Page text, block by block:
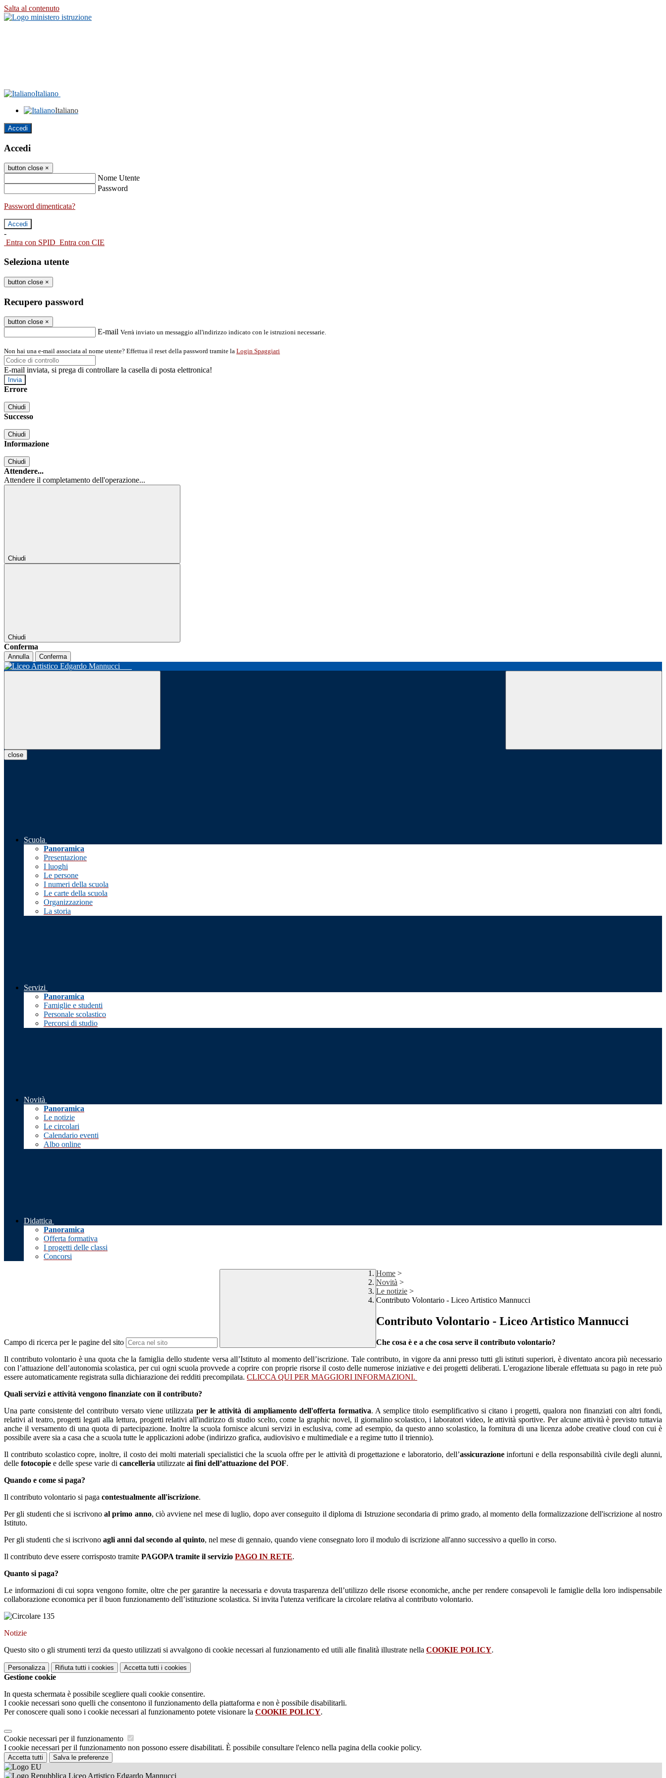
Salta al contenuto
Italiano
Italiano
Accedi
Accedi
button close ×
Nome Utente
Password
Password dimenticata?
-
Entra con SPID Entra con CIE
Seleziona utente
button close ×
Recupero password
button close ×
E-mail Verrà inviato un messaggio all'indirizzo indicato con le istruzioni necessarie.
Non hai una e-mail associata al nome utente? Effettua il reset della password tramite la Login Spaggiari
E-mail inviata, si prega di controllare la casella di posta elettronica!
Errore
Chiudi
Successo
Chiudi
Informazione
Chiudi
Attendere...
Attendere il completamento dell'operazione...
Chiudi
Chiudi
Conferma
Annulla Conferma
close
Scuola
Panoramica
Presentazione
I luoghi
Le persone
I numeri della scuola
Le carte della scuola
Organizzazione
La storia
Servizi
Panoramica
Famiglie e studenti
Personale scolastico
Percorsi di studio
Novità
Panoramica
Le notizie
Le circolari
Calendario eventi
Albo online
Didattica
Panoramica
Offerta formativa
I progetti delle classi
Concorsi
Campo di ricerca per le pagine del sito
Home >
Novità >
Le notizie >
Contributo Volontario - Liceo Artistico Mannucci
Contributo Volontario - Liceo Artistico Mannucci
Che cosa è e a che cosa serve il contributo volontario?
Il contributo volontario è una quota che la famiglia dello studente versa all’Istituto al momento dell’iscrizione. Tale contributo, in vigore da anni presso tutti gli istituti superiori, è diventato ancora più necessario
con l’attuazione dell’autonomia scolastica, per cui ogni scuola provvede a coprire con proprie risorse il costo delle numerose iniziative e dei progetti deliberati. L'erogazione liberale effettuata su pago in rete può
essere automaticamente registrata sulla dichiarazione dei redditi precompilata. CLICCA QUI PER MAGGIORI INFORMAZIONI.
Quali servizi e attività vengono finanziate con il contributo?
Una parte consistente del contributo versato viene utilizzata per le attività di ampliamento dell'offerta formativa. A semplice titolo esemplificativo si citano i progetti, qualora non finanziati con altri fondi,
relativi al teatro, progetti legati alla lettura, progetti relativi all'indirizzo di studio scelto, come la graphic novel, il giornalino scolastico, i laboratori video, le attività sportive. Per alcune attività è previsto tuttavia
anche il versamento di una quota di partecipazione. Inoltre la scuola fornisce alcuni servizi in esclusiva, come ad esempio, da questo anno scolastico, la fornitura di una licenza adobe creative cloud con cui è
possibile avere sia a casa che a scuola tutte le applicazioni adobe (indirizzo grafica, audiovisivo e multimediale e a regime tutto il triennio).
Il contributo scolastico copre, inoltre, il costo dei molti materiali specialistici che la scuola offre per le attività di progettazione e laboratorio, dell’assicurazione infortuni e della responsabilità civile degli alunni,
delle fotocopie e delle spese varie di cancelleria utilizzate ai fini dell’attuazione del POF.
Quando e come si paga?
Il contributo volontario si paga contestualmente all'iscrizione.
Per gli studenti che si iscrivono al primo anno, ciò avviene nel mese di luglio, dopo aver conseguito il diploma di Istruzione secondaria di primo grado, al momento della formalizzazione dell'iscrizione al nostro
Istituto.
Per gli studenti che si iscrivono agli anni dal secondo al quinto, nel mese di gennaio, quando viene consegnato loro il modulo di iscrizione all'anno successivo a quello in corso.
Il contributo deve essere corrisposto tramite PAGOPA tramite il servizio PAGO IN RETE.
Quanto si paga?
Le informazioni di cui sopra vengono fornite, oltre che per garantire la necessaria e dovuta trasparenza dell’utilizzo delle risorse economiche, anche per rendere consapevoli le famiglie della loro indispensabile
collaborazione economica per il buon funzionamento dell’istituzione scolastica. Si invita l'utenza verificare la circolare relativa al contributo volontario.
Notizie
Questo sito o gli strumenti terzi da questo utilizzati si avvalgono di cookie necessari al funzionamento ed utili alle finalità illustrate nella COOKIE POLICY.
Personalizza Rifiuta tutti i cookies Accetta tutti i cookies
Gestione cookie
In questa schermata è possibile scegliere quali cookie consentire.
I cookie necessari sono quelli che consentono il funzionamento della piattaforma e non è possibile disabilitarli.
Per conoscere quali sono i cookie necessari al funzionamento potete visionare la COOKIE POLICY.
Cookie necessari per il funzionamento
I cookie necessari per il funzionamento non possono essere disabilitati. È possibile consultare l'elenco nella pagina della cookie policy.
Accetta tutti Salva le preferenze
Liceo Artistico Edgardo Mannucci